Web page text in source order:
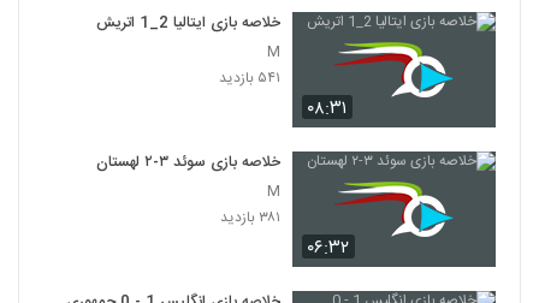
۰۸:۳۱
خلاصه بازی ایتالیا 2_1 اتريش
M
۵۴۱ بازدید
۰۶:۳۲
خلاصه بازی سوئد ۳-۲ لهستان
M
۳۸۱ بازدید